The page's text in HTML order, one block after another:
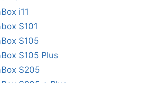
i11
S101
S105
S105 Plus
S205
S205 + Plus